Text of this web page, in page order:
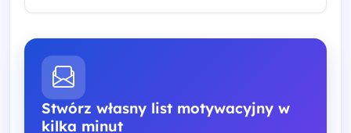
Stwórz własny list motywacyjny w
kilka minut